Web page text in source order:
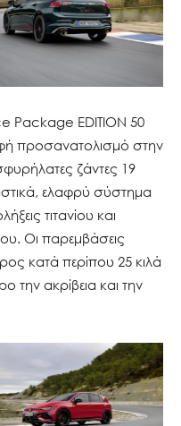
Package EDITION 50
προσανατολισμό στην
ζάντες 19
ελαφρύ σύστημα
τιτανίου και
Οι παρεμβάσεις
κατά περίπου 25 κιλά
την ακρίβεια και την